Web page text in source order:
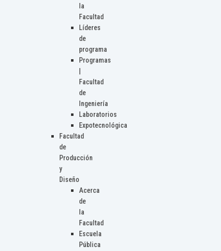
la
Facultad
Líderes
de
programa
Programas
Facultad
de
Ingeniería
Laboratorios
Expotecnológica
Facultad
de
Producción
y
Diseño
Acerca
de
la
Facultad
Escuela
Pública